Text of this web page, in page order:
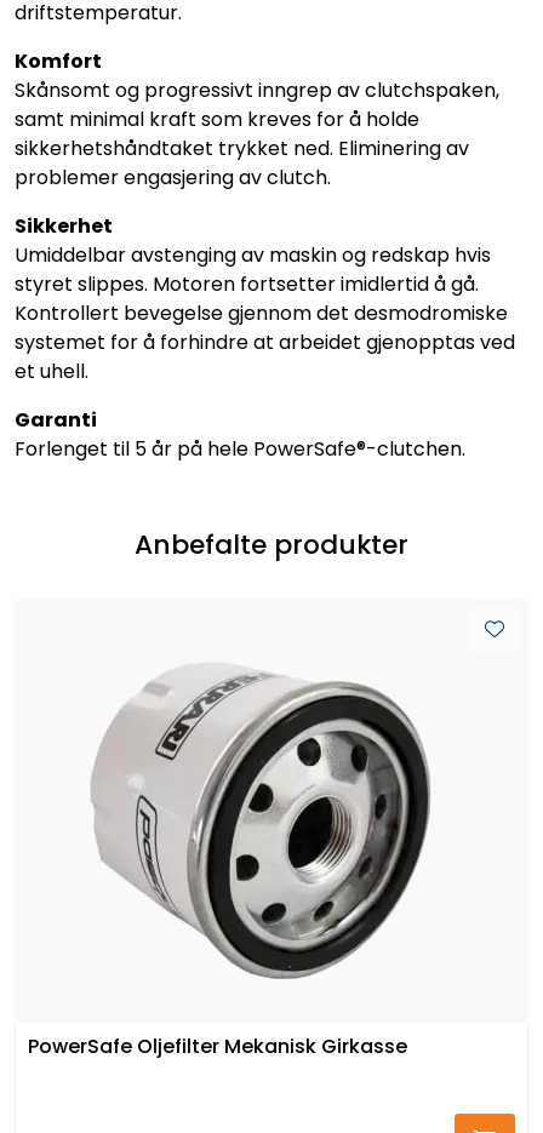
driftstemperatur.
Komfort
Skånsomt og progressivt inngrep av clutchspaken,
samt minimal kraft som kreves for å holde
sikkerhetshåndtaket trykket ned. Eliminering av
problemer engasjering av clutch.
Sikkerhet
Umiddelbar avstenging av maskin og redskap hvis
styret slippes. Motoren fortsetter imidlertid å gå.
Kontrollert bevegelse gjennom det desmodromiske
systemet for å forhindre at arbeidet gjenopptas ved
et uhell.
Garanti
Forlenget til 5 år på hele PowerSafe®-clutchen.
Anbefalte produkter
PowerSafe Oljefilter Mekanisk Girkasse